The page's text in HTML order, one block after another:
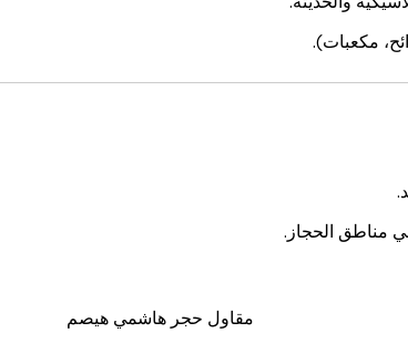
مكعبات).
مناطق الحجاز.
مقاول حجر هاشمي هيصم